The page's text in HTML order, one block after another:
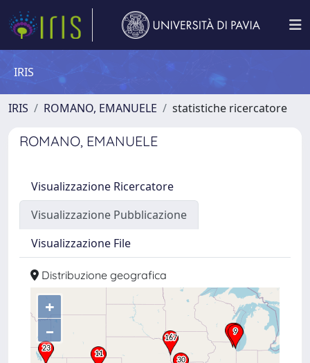
IRIS
IRIS ROMANO, EMANUELE statistiche ricercatore
ROMANO, EMANUELE
Visualizzazione Ricercatore
Visualizzazione Pubblicazione
Visualizzazione File
Distribuzione geografica
+
–